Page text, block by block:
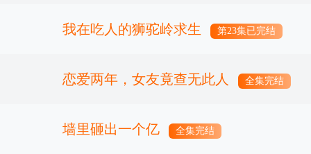
我在吃人的狮驼岭求生 第23集已完结
恋爱两年，女友竟查无此人 全集完结
墙里砸出一个亿 全集完结